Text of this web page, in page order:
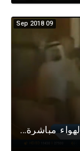
09 Sep 2018
الكاتب الإماراتي أحمد إبراهيم-دبي على الهواء مباشرة لقناة الغد في حوار وطني عن مئوية عيد جلوس زايد